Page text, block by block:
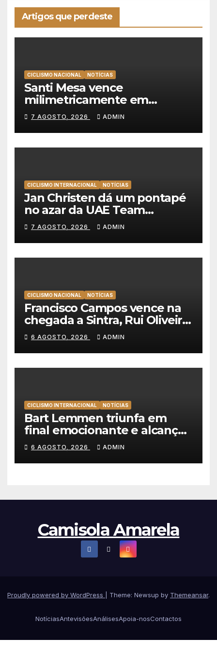
Artigos que perdeste
CICLISMO NACIONAL NOTÍCIAS
Santi Mesa vence
milimetricamente em
Albufeira, Rui Oliveira
mantém a amarela da Volta a
Portugal
7 AGOSTO, 2026 ADMIN
CICLISMO INTERNACIONAL NOTÍCIAS
Jan Christen dá um pontapé
no azar da UAE Team
Emirates e vence na Volta a
Polónia
7 AGOSTO, 2026 ADMIN
CICLISMO NACIONAL NOTÍCIAS
Francisco Campos vence na
chegada a Sintra, Rui Oliveira
veste de amarelo na Volta a
Portugal
6 AGOSTO, 2026 ADMIN
CICLISMO INTERNACIONAL NOTÍCIAS
Bart Lemmen triunfa em
final emocionante e alcança
a primeira vitória da carreira
na Volta à Polónia
6 AGOSTO, 2026 ADMIN
Camisola Amarela
Proudly powered by WordPress Theme: Newsup by Themeansar.
NotíciasAntevisõesAnálisesApoia-nosContactos